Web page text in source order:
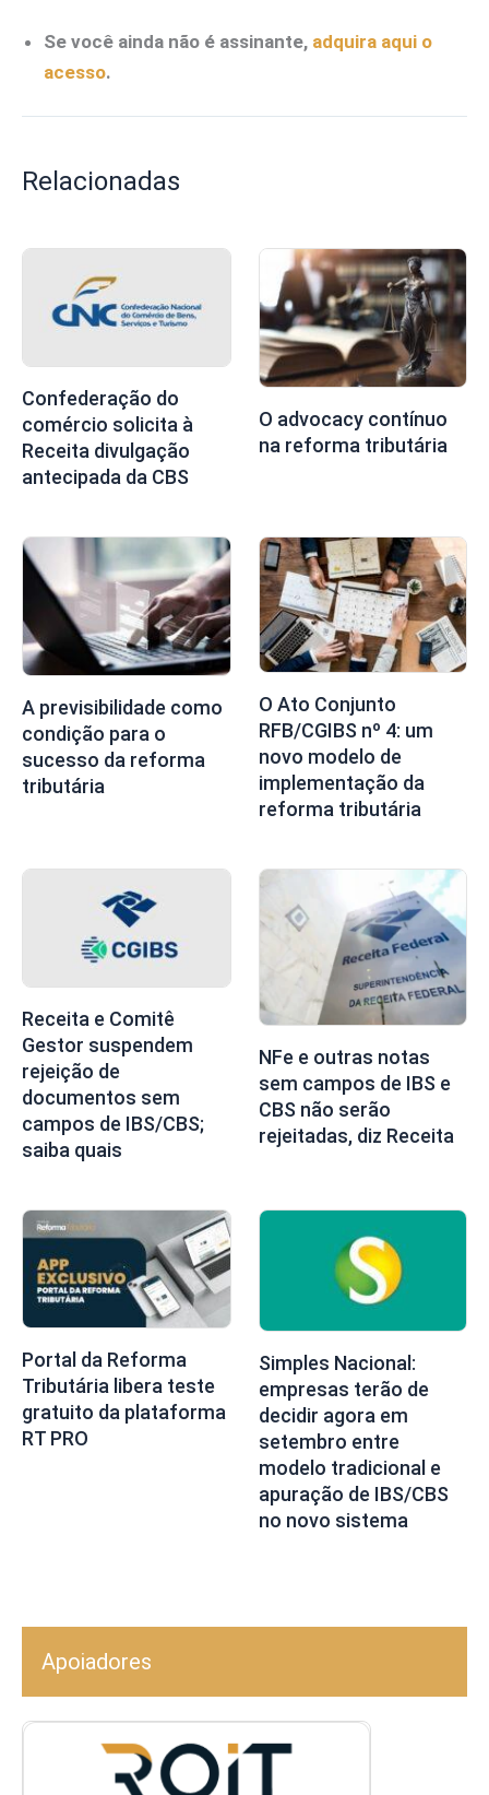
Se você ainda não é assinante, adquira aqui o
acesso.
Relacionadas
Confederação do
comércio solicita à
Receita divulgação
antecipada da CBS
O advocacy contínuo
na reforma tributária
A previsibilidade como
condição para o
sucesso da reforma
tributária
O Ato Conjunto
RFB/CGIBS nº 4: um
novo modelo de
implementação da
reforma tributária
Receita e Comitê
Gestor suspendem
rejeição de
documentos sem
campos de IBS/CBS;
saiba quais
NFe e outras notas
sem campos de IBS e
CBS não serão
rejeitadas, diz Receita
Portal da Reforma
Tributária libera teste
gratuito da plataforma
RT PRO
Simples Nacional:
empresas terão de
decidir agora em
setembro entre
modelo tradicional e
apuração de IBS/CBS
no novo sistema
Apoiadores